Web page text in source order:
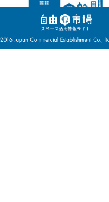
」とは、第3条第4項に基づ
る本サービスの利用に関する
産権」とは、著作権、特許権
知的財産権（これらの権利を
出願する一切の権利を含む